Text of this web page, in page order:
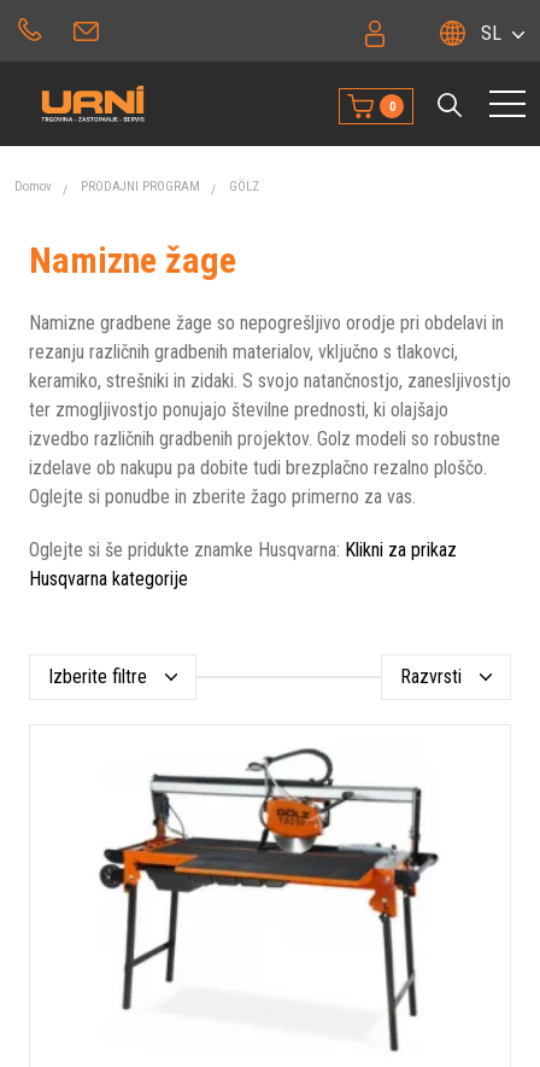
SL
0
Domov PRODAJNI PROGRAM GÖLZ
Namizne žage
Namizne gradbene žage so nepogrešljivo orodje pri obdelavi in
rezanju različnih gradbenih materialov, vključno s tlakovci,
keramiko, strešniki in zidaki. S svojo natančnostjo, zanesljivostjo
ter zmogljivostjo ponujajo številne prednosti, ki olajšajo
izvedbo različnih gradbenih projektov. Golz modeli so robustne
izdelave ob nakupu pa dobite tudi brezplačno rezalno ploščo.
Oglejte si ponudbe in zberite žago primerno za vas.
Oglejte si še pridukte znamke Husqvarna: Klikni za prikaz
Husqvarna kategorije
Izberite filtre Razvrsti